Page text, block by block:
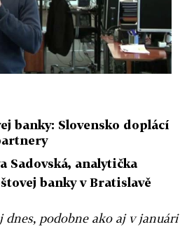
banky: Slovensko doplácí
Sadovská, analytička
banky v Bratislavě
dnes, podobne ako aj v januári